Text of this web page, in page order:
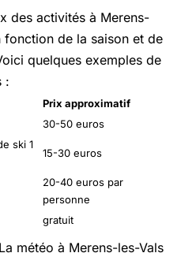
des activités à Merens-
fonction de la saison et de
quelques exemples de
:
Prix approximatif
30-50 euros
ski 1
15-30 euros
20-40 euros par
personne
gratuit
météo à Merens-les-Vals